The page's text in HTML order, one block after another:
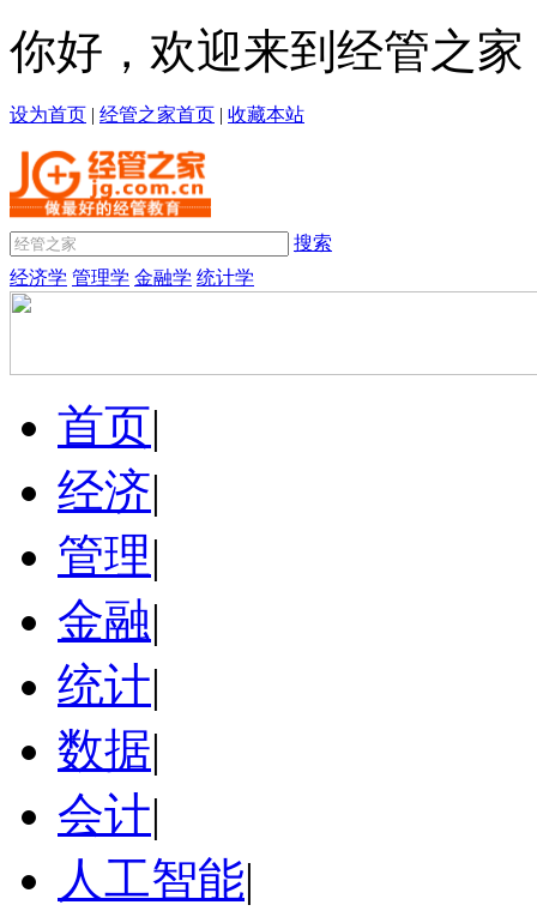
你好，欢迎来到经管之家
设为首页 | 经管之家首页 | 收藏本站
搜索
经济学 管理学 金融学 统计学
首页|
经济|
管理|
金融|
统计|
数据|
会计|
人工智能|